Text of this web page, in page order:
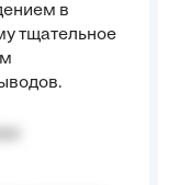
в
тщательное